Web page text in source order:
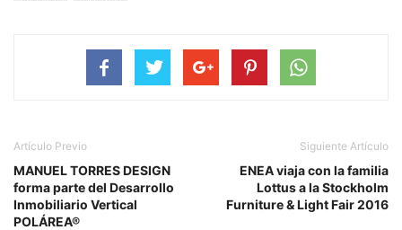
Artículo Previo
MANUEL TORRES DESIGN
forma parte del Desarrollo
Inmobiliario Vertical
POLÁREA®
Siguiente Artículo
ENEA viaja con la familia
Lottus a la Stockholm
Furniture & Light Fair 2016